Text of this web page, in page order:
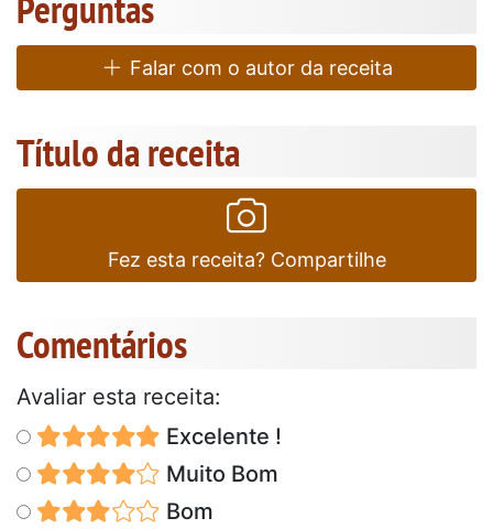
Falar com o autor da receita
Título da receita
Fez esta receita? Compartilhe
Comentários
Avaliar esta receita:
Excelente !
Muito Bom
Bom